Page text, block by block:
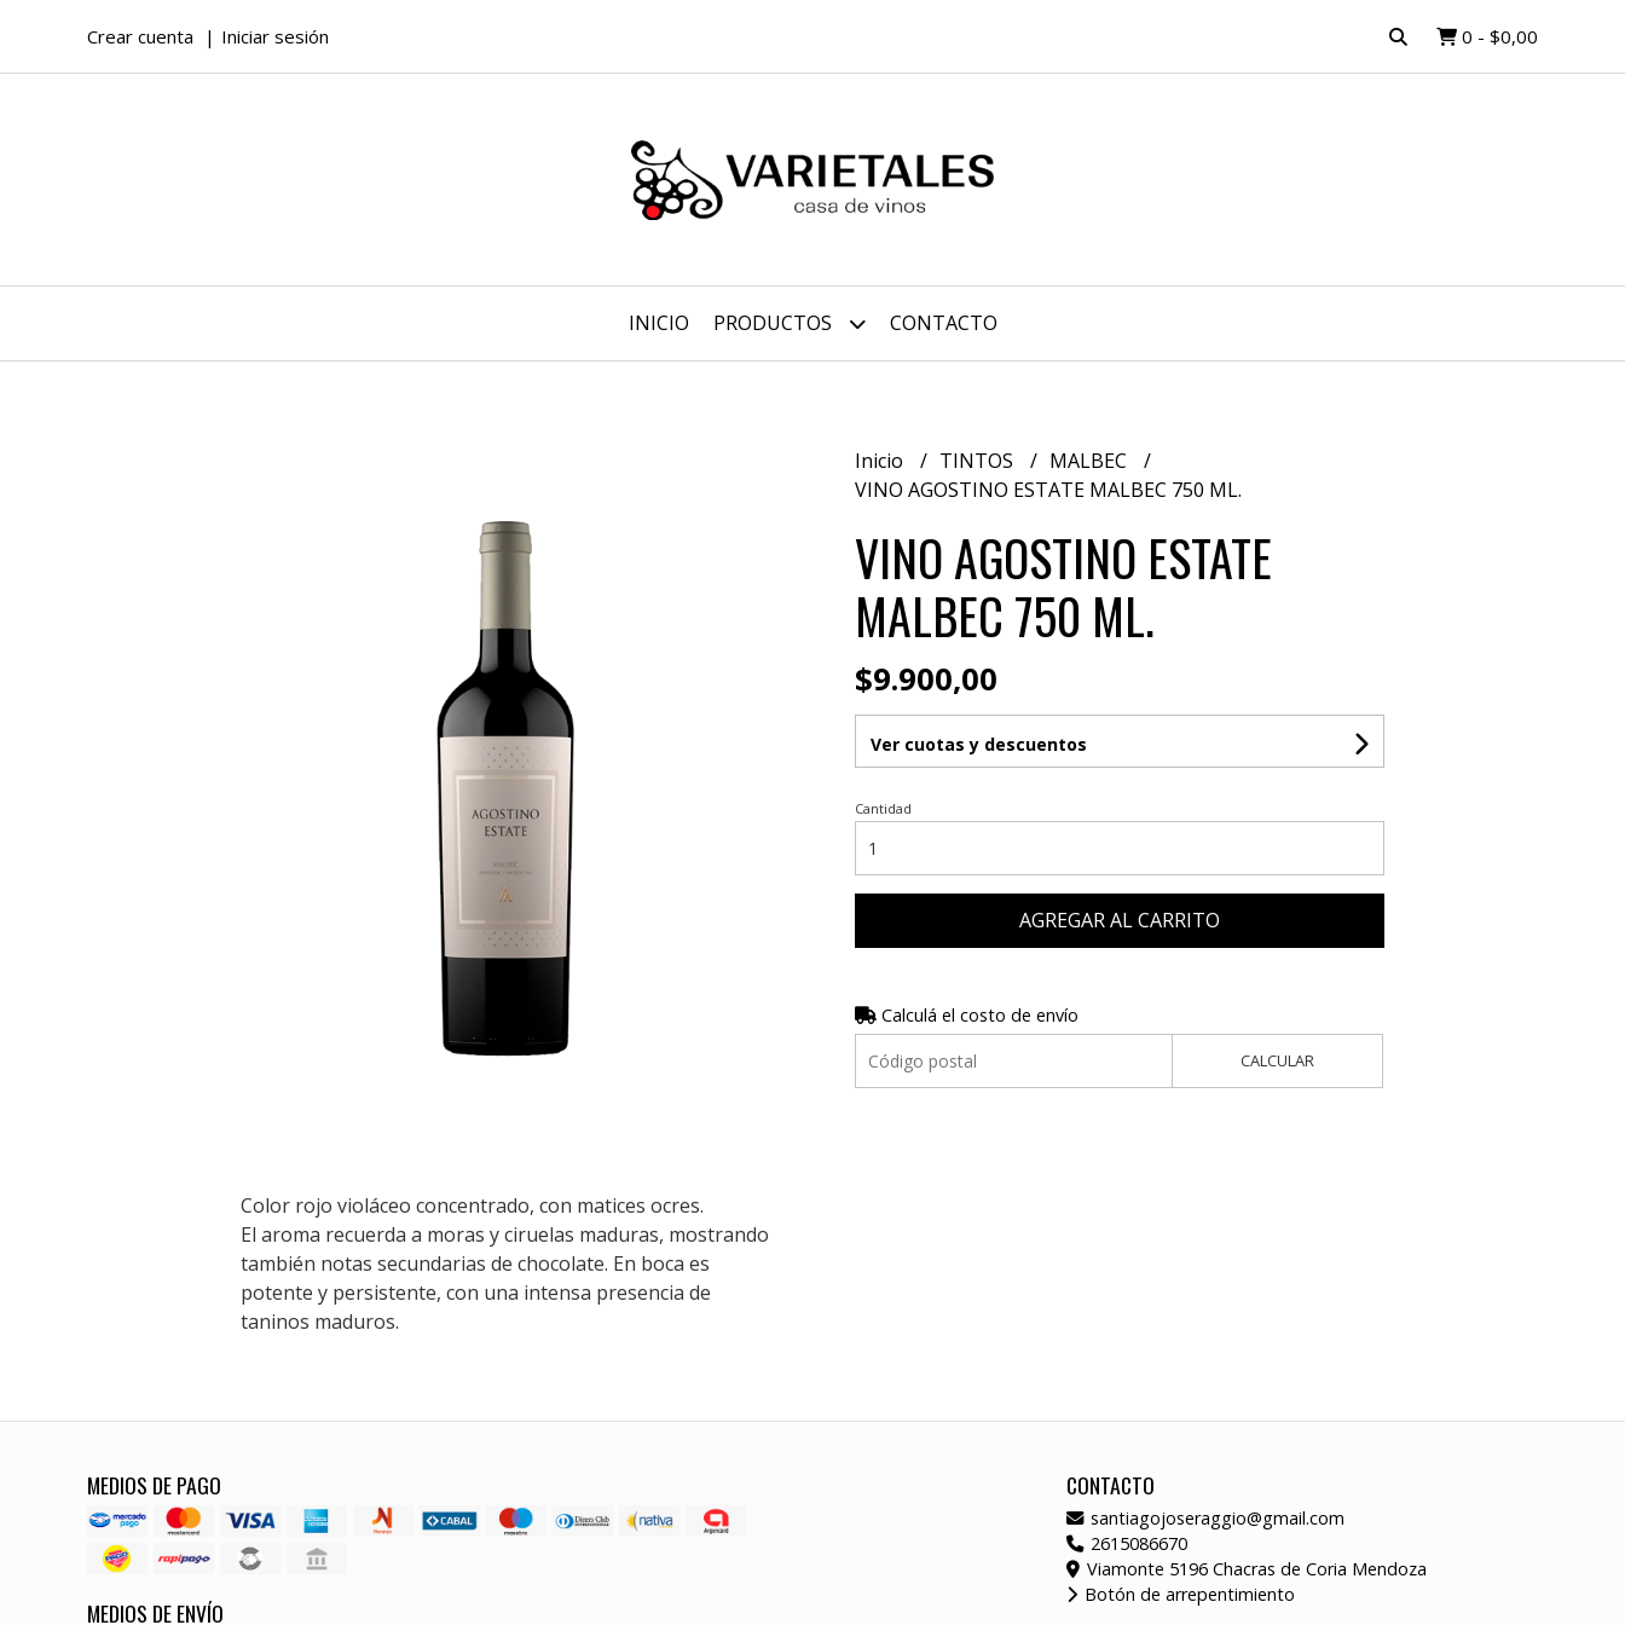
Crear cuenta Iniciar sesión 0 - $0,00
INICIO PRODUCTOS CONTACTO
Color rojo violáceo concentrado, con matices ocres.
El aroma recuerda a moras y ciruelas maduras, mostrando
también notas secundarias de chocolate. En boca es
potente y persistente, con una intensa presencia de
taninos maduros.
Inicio TINTOS
MALBEC
VINO AGOSTINO ESTATE MALBEC 750 ML.
VINO AGOSTINO ESTATE
MALBEC 750 ML.
$9.900,00
Ver cuotas y descuentos
Cantidad
AGREGAR AL CARRITO
Calculá el costo de envío
CALCULAR
MEDIOS DE PAGO
MEDIOS DE ENVÍO
CONTACTO
santiagojoseraggio@gmail.com
2615086670
Viamonte 5196 Chacras de Coria Mendoza
Botón de arrepentimiento